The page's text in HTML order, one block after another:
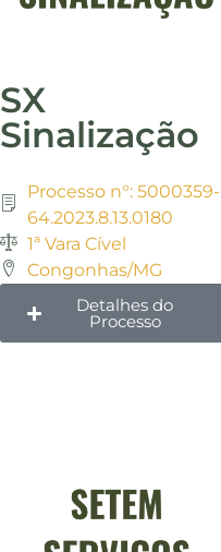
SX
Sinalização
Processo n°: 5000359-
64.2023.8.13.0180
1ª Vara Cível
Congonhas/MG
Detalhes do
Processo